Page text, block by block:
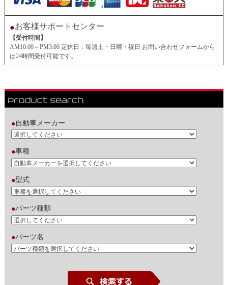
●お客様サポートセンター
【受付時間】
AM10:00～PM3:00 定休日：毎週土・日曜・祝日 お問い合わせフォームから
は24時間受付可能です。
●自動車メーカー
●車種
●型式
●パーツ種類
●パーツ名